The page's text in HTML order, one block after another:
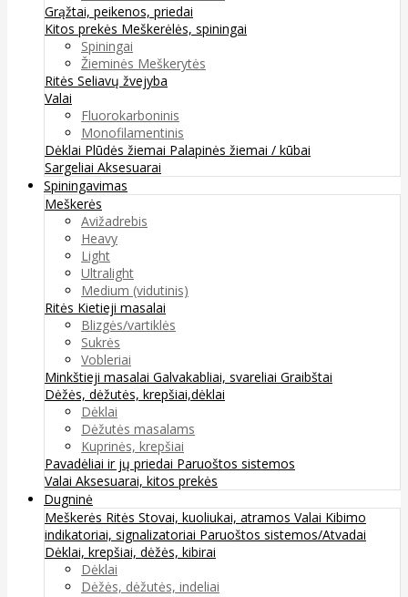
Grąžtai, peikenos, priedai
Kitos prekės Meškerėlės, spiningai
Spiningai
Žieminės Meškerytės
Ritės Seliavų žvejyba
Valai
Fluorokarboninis
Monofilamentinis
Dėklai Plūdės žiemai Palapinės žiemai / kūbai
Sargeliai Aksesuarai
Spiningavimas
Meškerės
Avižadrebis
Heavy
Light
Ultralight
Medium (vidutinis)
Ritės Kietieji masalai
Blizgės/vartiklės
Sukrės
Vobleriai
Minkštieji masalai Galvakabliai, svareliai Graibštai
Dėžės, dėžutės, krepšiai,dėklai
Dėklai
Dėžutės masalams
Kuprinės, krepšiai
Pavadėliai ir jų priedai Paruoštos sistemos
Valai Aksesuarai, kitos prekės
Dugninė
Meškerės Ritės Stovai, kuoliukai, atramos Valai Kibimo
indikatoriai, signalizatoriai Paruoštos sistemos/Atvadai
Dėklai, krepšiai, dėžės, kibirai
Dėklai
Dėžės, dėžutės, indeliai